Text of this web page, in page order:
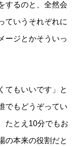
するのと、全然会
ていうそれぞれに
ージとかそういっ
てもいいです」と
でもどうぞってい
たとえ10分でもお
の本来の役割だと